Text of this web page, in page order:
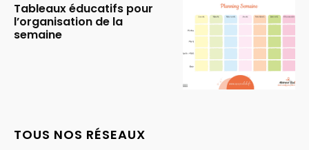
Tableaux éducatifs pour
l’organisation de la
semaine
TOUS NOS RÉSEAUX